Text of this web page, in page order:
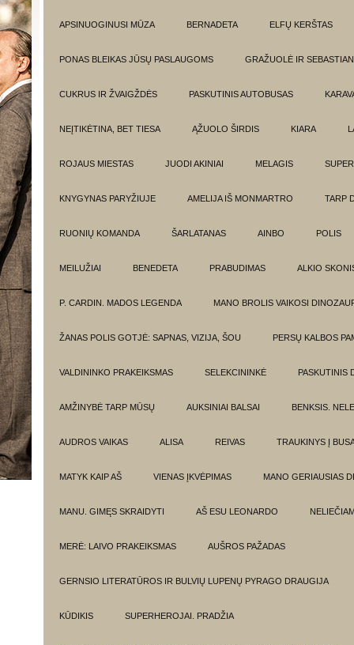
APSINUOGINUSI MŪZA BERNADETA ELFŲ KERŠTAS
PONAS BLEIKAS JŪSŲ PASLAUGOMS GRAŽUOLĖ IR
CUKRUS IR ŽVAIGŽDĖS PASKUTINIS AUTOBUSAS
NEĮTIKĖTINA, BET TIESA ĄŽUOLO ŠIRDIS KIARA
ROJAUS MIESTAS JUODI AKINIAI MELAGIS
KNYGYNAS PARYŽIUJE AMELIJA IŠ MONMARTRO TARP
RUONIŲ KOMANDA ŠARLATANAS AINBO POLIS
MEILUŽIAI BENEDETA PRABUDIMAS ALKIO
P. CARDIN. MADOS LEGENDA MANO BROLIS VAIKOSI
ŽANAS POLIS GOTJĖ: SAPNAS, VIZIJA, ŠOU PERSŲ KALBOS
VALDININKO PRAKEIKSMAS SELEKCININKĖ PASKUTINIS
AMŽINYBĖ TARP MŪSŲ AUKSINIAI BALSAI BENKSIS.
AUDROS VAIKAS ALISA REIVAS TRAUKINYS Į
MATYK KAIP AŠ VIENAS ĮKVĖPIMAS MANO GERIAUSIAS
MANU. GIMĘS SKRAIDYTI AŠ ESU LEONARDO
MERĖ: LAIVO PRAKEIKSMAS AUŠROS PAŽADAS
GERNSIO LITERATŪROS IR BULVIŲ LUPENŲ PYRAGO DRAUGIJA
KŪDIKIS SUPERHEROJAI. PRADŽIA